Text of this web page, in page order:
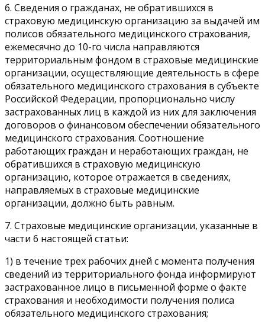
6. Сведения о гражданах, не обратившихся в
страховую медицинскую организацию за выдачей им
полисов обязательного медицинского страхования,
ежемесячно до 10-го числа направляются
территориальным фондом в страховые медицинские
организации, осуществляющие деятельность в сфере
обязательного медицинского страхования в субъекте
Российской Федерации, пропорционально числу
застрахованных лиц в каждой из них для заключения
договоров о финансовом обеспечении обязательного
медицинского страхования. Соотношение
работающих граждан и неработающих граждан, не
обратившихся в страховую медицинскую
организацию, которое отражается в сведениях,
направляемых в страховые медицинские
организации, должно быть равным.
7. Страховые медицинские организации, указанные в
части 6 настоящей статьи:
1) в течение трех рабочих дней с момента получения
сведений из территориального фонда информируют
застрахованное лицо в письменной форме о факте
страхования и необходимости получения полиса
обязательного медицинского страхования;